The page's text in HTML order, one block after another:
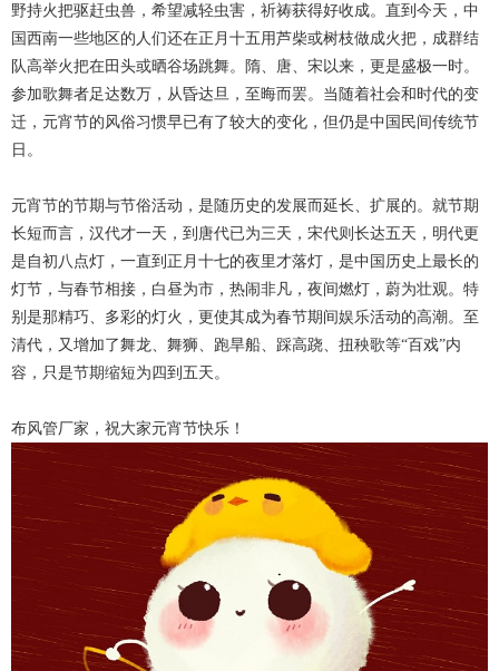
野持火把驱赶虫兽，希望减轻虫害，祈祷获得好收成。直到今天，中
国西南一些地区的人们还在正月十五用芦柴或树枝做成火把，成群结
队高举火把在田头或晒谷场跳舞。隋、唐、宋以来，更是盛极一时。
参加歌舞者足达数万，从昏达旦，至晦而罢。当随着社会和时代的变
迁，元宵节的风俗习惯早已有了较大的变化，但仍是中国民间传统节
日。
元宵节的节期与节俗活动，是随历史的发展而延长、扩展的。就节期
长短而言，汉代才一天，到唐代已为三天，宋代则长达五天，明代更
是自初八点灯，一直到正月十七的夜里才落灯，是中国历史上最长的
灯节，与春节相接，白昼为市，热闹非凡，夜间燃灯，蔚为壮观。特
别是那精巧、多彩的灯火，更使其成为春节期间娱乐活动的高潮。至
清代，又增加了舞龙、舞狮、跑旱船、踩高跷、扭秧歌等“百戏”内
容，只是节期缩短为四到五天。
布风管厂家，祝大家元宵节快乐！